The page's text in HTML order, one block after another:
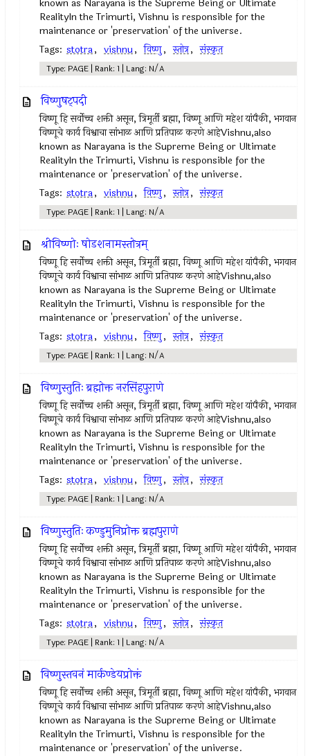
known as Narayana is the Supreme Being or Ultimate
RealityIn the Trimurti, Vishnu is responsible for the
maintenance or 'preservation' of the universe.
Tags: stotra, vishnu, विष्णु, स्तोत्र, संस्कृत
Type: PAGE | Rank: 1 | Lang: N/A
विष्णुषट्पदी
विष्णू हि सर्वोच्च शक्ती असून, त्रिमूर्ती ब्रह्मा, विष्णू आणि महेश यांपैकी, भगवान
विष्णूचे कार्य विश्वाचा सांभाळ आणि प्रतिपाळ करणे आहेVishnu,also
known as Narayana is the Supreme Being or Ultimate
RealityIn the Trimurti, Vishnu is responsible for the
maintenance or 'preservation' of the universe.
Tags: stotra, vishnu, विष्णु, स्तोत्र, संस्कृत
Type: PAGE | Rank: 1 | Lang: N/A
श्रीविष्णोः षोडशनामस्तोत्रम्
विष्णू हि सर्वोच्च शक्ती असून, त्रिमूर्ती ब्रह्मा, विष्णू आणि महेश यांपैकी, भगवान
विष्णूचे कार्य विश्वाचा सांभाळ आणि प्रतिपाळ करणे आहेVishnu,also
known as Narayana is the Supreme Being or Ultimate
RealityIn the Trimurti, Vishnu is responsible for the
maintenance or 'preservation' of the universe.
Tags: stotra, vishnu, विष्णु, स्तोत्र, संस्कृत
Type: PAGE | Rank: 1 | Lang: N/A
विष्णुस्तुतिः ब्रह्मोक्त नरसिंहपुऱाणे
विष्णू हि सर्वोच्च शक्ती असून, त्रिमूर्ती ब्रह्मा, विष्णू आणि महेश यांपैकी, भगवान
विष्णूचे कार्य विश्वाचा सांभाळ आणि प्रतिपाळ करणे आहेVishnu,also
known as Narayana is the Supreme Being or Ultimate
RealityIn the Trimurti, Vishnu is responsible for the
maintenance or 'preservation' of the universe.
Tags: stotra, vishnu, विष्णु, स्तोत्र, संस्कृत
Type: PAGE | Rank: 1 | Lang: N/A
विष्णुस्तुतिः कण्डुमुनिप्रोक्त ब्रह्मपुराणे
विष्णू हि सर्वोच्च शक्ती असून, त्रिमूर्ती ब्रह्मा, विष्णू आणि महेश यांपैकी, भगवान
विष्णूचे कार्य विश्वाचा सांभाळ आणि प्रतिपाळ करणे आहेVishnu,also
known as Narayana is the Supreme Being or Ultimate
RealityIn the Trimurti, Vishnu is responsible for the
maintenance or 'preservation' of the universe.
Tags: stotra, vishnu, विष्णु, स्तोत्र, संस्कृत
Type: PAGE | Rank: 1 | Lang: N/A
विष्णुस्तवनं मार्कण्डेयप्रोक्तं
विष्णू हि सर्वोच्च शक्ती असून, त्रिमूर्ती ब्रह्मा, विष्णू आणि महेश यांपैकी, भगवान
विष्णूचे कार्य विश्वाचा सांभाळ आणि प्रतिपाळ करणे आहेVishnu,also
known as Narayana is the Supreme Being or Ultimate
RealityIn the Trimurti, Vishnu is responsible for the
maintenance or 'preservation' of the universe.